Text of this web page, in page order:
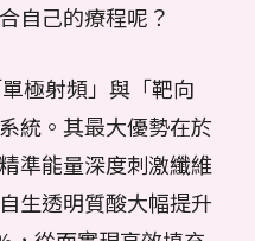
自己的療程呢？
極射頻」與「靶向
統。其最大優勢在於
準能量深度刺激纖維
生透明質酸大幅提升